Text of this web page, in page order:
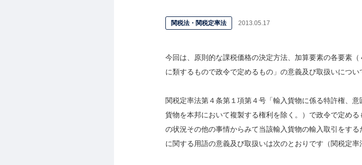
関税法・関税定率法 2013.05.17
今回は、原則的な課税価格の決定方法、加算要素の各要素
に類するもので政令で定めるもの」の意義及び取扱いについ
関税定率法第４条第１項第４号「輸入貨物に係る特許権、
貨物を本邦において複製する権利を除く。）で政令で定め
の状況その他の事情からみて当該輸入貨物の輸入取引をす
に関する用語の意義及び取扱いは次のとおりです（関税定率